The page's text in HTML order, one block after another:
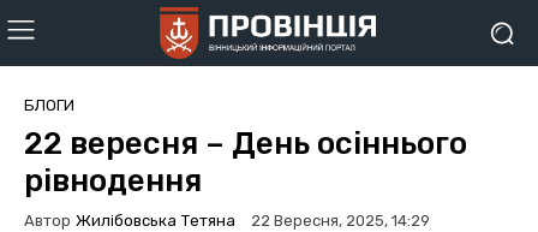
БЛОГИ
22 вересня – День осіннього
рівнодення
Автор Жилібовська Тетяна 22 Вересня, 2025, 14:29